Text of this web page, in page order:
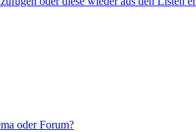
oder Forum?